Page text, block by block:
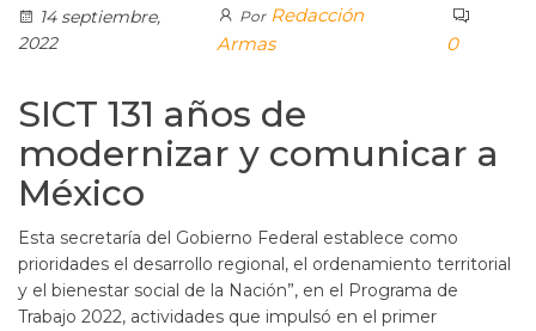
14 septiembre,
2022
Por Redacción
Armas
0
SICT 131 años de
modernizar y comunicar a
México
Esta secretaría del Gobierno Federal establece como
prioridades el desarrollo regional, el ordenamiento territorial
y el bienestar social de la Nación”, en el Programa de
Trabajo 2022, actividades que impulsó en el primer